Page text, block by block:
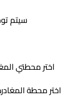
سيتم
اختر محطتي
اختر محطة